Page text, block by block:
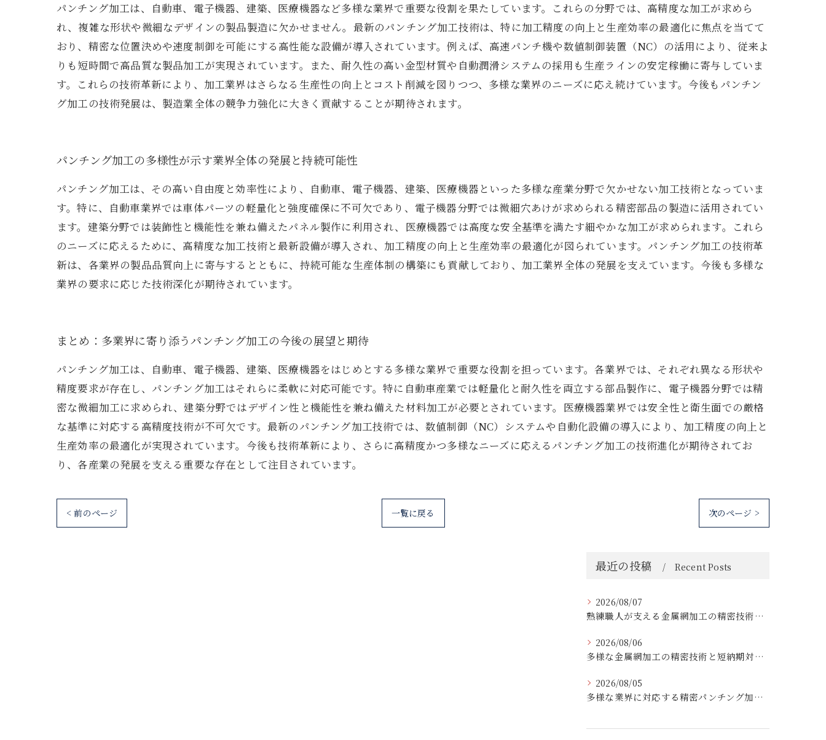
パンチング加工は、自動車、電子機器、建築、医療機器など多様な業界で重要な役割を果たしています。これらの分野では、高精度な加工が求めら
れ、複雑な形状や微細なデザインの製品製造に欠かせません。最新のパンチング加工技術は、特に加工精度の向上と生産効率の最適化に焦点を当てて
おり、精密な位置決めや速度制御を可能にする高性能な設備が導入されています。例えば、高速パンチ機や数値制御装置（NC）の活用により、従来よ
りも短時間で高品質な製品加工が実現されています。また、耐久性の高い金型材質や自動潤滑システムの採用も生産ラインの安定稼働に寄与していま
す。これらの技術革新により、加工業界はさらなる生産性の向上とコスト削減を図りつつ、多様な業界のニーズに応え続けています。今後もパンチン
グ加工の技術発展は、製造業全体の競争力強化に大きく貢献することが期待されます。
パンチング加工の多様性が示す業界全体の発展と持続可能性
パンチング加工は、その高い自由度と効率性により、自動車、電子機器、建築、医療機器といった多様な産業分野で欠かせない加工技術となっていま
す。特に、自動車業界では車体パーツの軽量化と強度確保に不可欠であり、電子機器分野では微細穴あけが求められる精密部品の製造に活用されてい
ます。建築分野では装飾性と機能性を兼ね備えたパネル製作に利用され、医療機器では高度な安全基準を満たす細やかな加工が求められます。これら
のニーズに応えるために、高精度な加工技術と最新設備が導入され、加工精度の向上と生産効率の最適化が図られています。パンチング加工の技術革
新は、各業界の製品品質向上に寄与するとともに、持続可能な生産体制の構築にも貢献しており、加工業界全体の発展を支えています。今後も多様な
業界の要求に応じた技術深化が期待されています。
まとめ：多業界に寄り添うパンチング加工の今後の展望と期待
パンチング加工は、自動車、電子機器、建築、医療機器をはじめとする多様な業界で重要な役割を担っています。各業界では、それぞれ異なる形状や
精度要求が存在し、パンチング加工はそれらに柔軟に対応可能です。特に自動車産業では軽量化と耐久性を両立する部品製作に、電子機器分野では精
密な微細加工に求められ、建築分野ではデザイン性と機能性を兼ね備えた材料加工が必要とされています。医療機器業界では安全性と衛生面での厳格
な基準に対応する高精度技術が不可欠です。最新のパンチング加工技術では、数値制御（NC）システムや自動化設備の導入により、加工精度の向上と
生産効率の最適化が実現されています。今後も技術革新により、さらに高精度かつ多様なニーズに応えるパンチング加工の技術進化が期待されてお
り、各産業の発展を支える重要な存在として注目されています。
< 前のページ 一覧に戻る 次のページ >
最近の投稿 Recent Posts
2026/08/07
熟練職人が支える金属網加工の精密技術と柔軟対応
2026/08/06
多様な金属網加工の精密技術と短納期対応の実例
2026/08/05
多様な業界に対応する精密パンチング加工の実践技術